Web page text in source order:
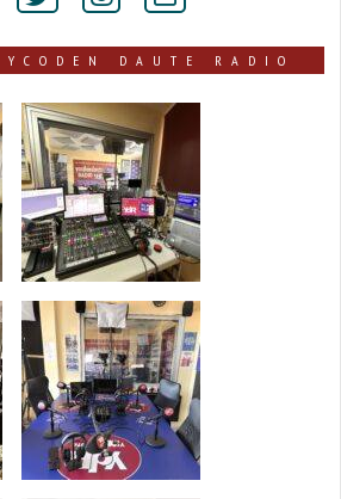
DAUTE RADIO